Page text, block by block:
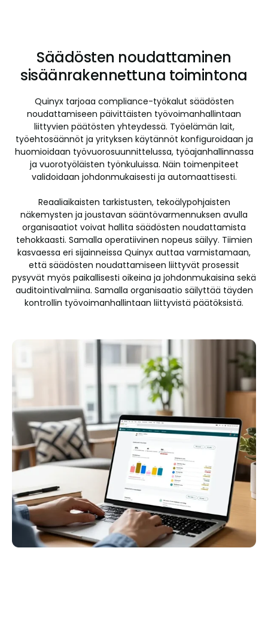
Säädösten noudattaminen
sisäänrakennettuna toimintona
Quinyx tarjoaa compliance-työkalut säädösten
noudattamiseen päivittäisten työvoimanhallintaan
liittyvien päätösten yhteydessä. Työelämän lait,
työehtosäännöt ja yrityksen käytännöt konfiguroidaan ja
huomioidaan työvuorosuunnittelussa, työajanhallinnassa
ja vuorotyöläisten työnkuluissa. Näin toimenpiteet
validoidaan johdonmukaisesti ja automaattisesti.
Reaaliaikaisten tarkistusten, tekoälypohjaisten
näkemysten ja joustavan sääntövarmennuksen avulla
organisaatiot voivat hallita säädösten noudattamista
tehokkaasti. Samalla operatiivinen nopeus säilyy. Tiimien
kasvaessa eri sijainneissa Quinyx auttaa varmistamaan,
että säädösten noudattamiseen liittyvät prosessit
pysyvät myös paikallisesti oikeina ja johdonmukaisina sekä
auditointivalmiina. Samalla organisaatio säilyttää täyden
kontrollin työvoimanhallintaan liittyvistä päätöksistä.